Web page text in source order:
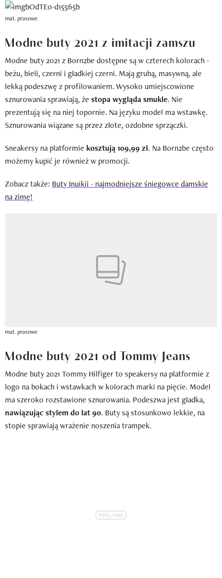
mat. prasowe
Modne buty 2021 z imitacji zamszu
Modne buty 2021 z Born2be dostępne są w czterech kolorach -
beżu, bieli, czerni i gładkiej czerni. Mają grubą, masywną, ale
lekką podeszwę z profilowaniem. Wysoko umiejscowione
sznurowania sprawiają, że stopa wygląda smukle. Nie
prezentują się na niej topornie. Na języku model ma wstawkę.
Sznurowania wiązane są przez złote, ozdobne sprzączki.
Sneakersy na platformie kosztują 109,99 zł. Na Born2be często
możemy kupić je również w promocji.
Zobacz także: Buty Inuikii - najmodniejsze śniegowce damskie
na zimę!
mat. prasowe
Modne buty 2021 od Tommy Jeans
Modne buty 2021 Tommy Hilfiger to speakersy na platformie z
logo na bokach i wstawkach w kolorach marki na pięcie. Model
ma szeroko rozstawione sznurowania. Podeszwa jest gładka,
nawiązując stylem do lat 90. Buty są stosunkowo lekkie, na
stopie sprawiają wrażenie noszenia trampek.